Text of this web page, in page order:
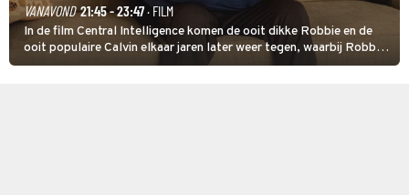
VANAVOND 21:45 - 23:47· FILM
In de film Central Intelligence komen de ooit dikke Robbie en de
ooit populaire Calvin elkaar jaren later weer tegen, waarbij Robbie,
inmiddels supergespierd en werkzaam voor de CIA, Calvins hulp